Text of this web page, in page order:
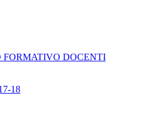
FORMATIVO DOCENTI
18